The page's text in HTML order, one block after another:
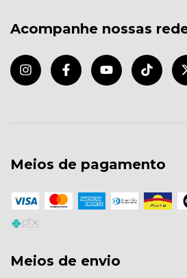
Acompanhe nossas
Meios de pagamento
Meios de envio